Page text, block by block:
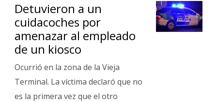
Detuvieron a un
cuidacoches por
amenazar al empleado
de un kiosco
Ocurrió en la zona de la Vieja
Terminal. La víctima declaró que no
es la primera vez que el otro